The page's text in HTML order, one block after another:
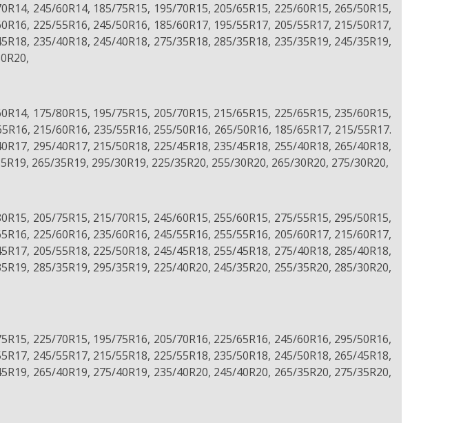
245/60R14, 185/75R15, 195/70R15, 205/65R15, 225/60R15, 265/50R15,
225/55R16, 245/50R16, 185/60R17, 195/55R17, 205/55R17, 215/50R17,
235/40R18, 245/40R18, 275/35R18, 285/35R18, 235/35R19, 245/35R19,
175/80R15, 195/75R15, 205/70R15, 215/65R15, 225/65R15, 235/60R15,
215/60R16, 235/55R16, 255/50R16, 265/50R16, 185/65R17, 215/55R17.
295/40R17, 215/50R18, 225/45R18, 235/45R18, 255/40R18, 265/40R18,
265/35R19, 295/30R19, 225/35R20, 255/30R20, 265/30R20, 275/30R20,
205/75R15, 215/70R15, 245/60R15, 255/60R15, 275/55R15, 295/50R15,
225/60R16, 235/60R16, 245/55R16, 255/55R16, 205/60R17, 215/60R17,
205/55R18, 225/50R18, 245/45R18, 255/45R18, 275/40R18, 285/40R18,
285/35R19, 295/35R19, 225/40R20, 245/35R20, 255/35R20, 285/30R20,
225/70R15, 195/75R16, 205/70R16, 225/65R16, 245/60R16, 295/50R16,
245/55R17, 215/55R18, 225/55R18, 235/50R18, 245/50R18, 265/45R18,
265/40R19, 275/40R19, 235/40R20, 245/40R20, 265/35R20, 275/35R20,